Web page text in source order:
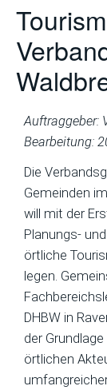
Auftraggeber:
Bearbeitung:
Die
Gemeinden
will mit der
Planungs-
örtliche
legen.
DHBW in
der
örtlichen